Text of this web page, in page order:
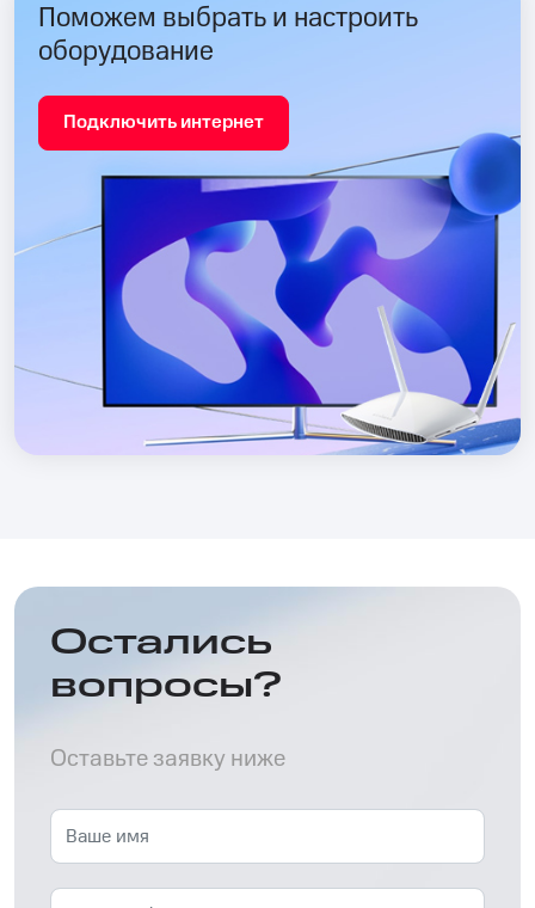
Поможем выбрать и настроить
оборудование
Подключить интернет
Остались
вопросы?
Оставьте заявку ниже